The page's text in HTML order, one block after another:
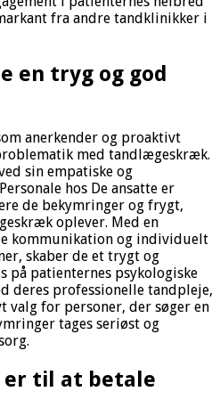
fra andre tandklinikker i
en tryg og god
anerkender og proaktivt
med tandlægeskræk.
sin empatiske og
hos De ansatte er
de bekymringer og frygt,
oplever. Med en
kommunikation og individuelt
skaber de et trygt og
på patienternes psykologiske
deres professionelle tandpleje,
for personer, der søger en
tages seriøst og
er til at betale